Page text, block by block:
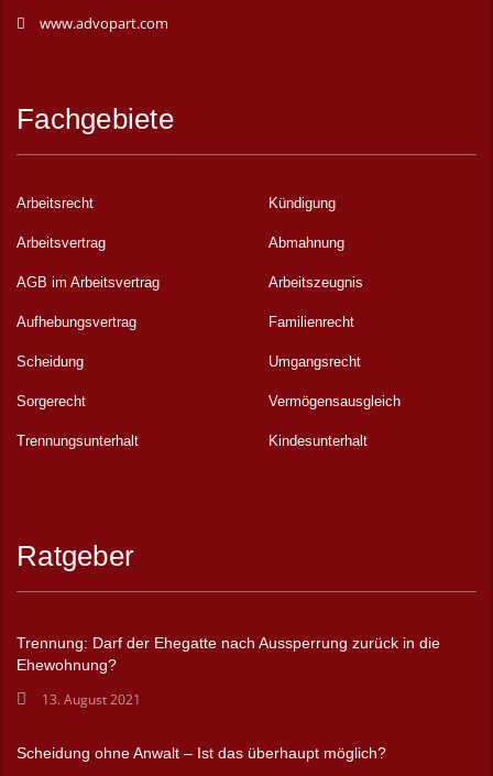
www.advopart.com
Fachgebiete
Arbeitsrecht Kündigung
Arbeitsvertrag Abmahnung
AGB im Arbeitsvertrag Arbeitszeugnis
Aufhebungsvertrag Familienrecht
Scheidung Umgangsrecht
Sorgerecht Vermögensausgleich
Trennungsunterhalt Kindesunterhalt
Ratgeber
Trennung: Darf der Ehegatte nach Aussperrung zurück in die
Ehewohnung?
13. August 2021
Scheidung ohne Anwalt – Ist das überhaupt möglich?